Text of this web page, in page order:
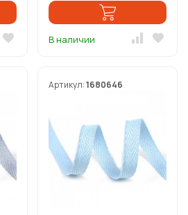
В наличии
Артикул:1680646